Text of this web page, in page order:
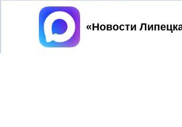
Принять